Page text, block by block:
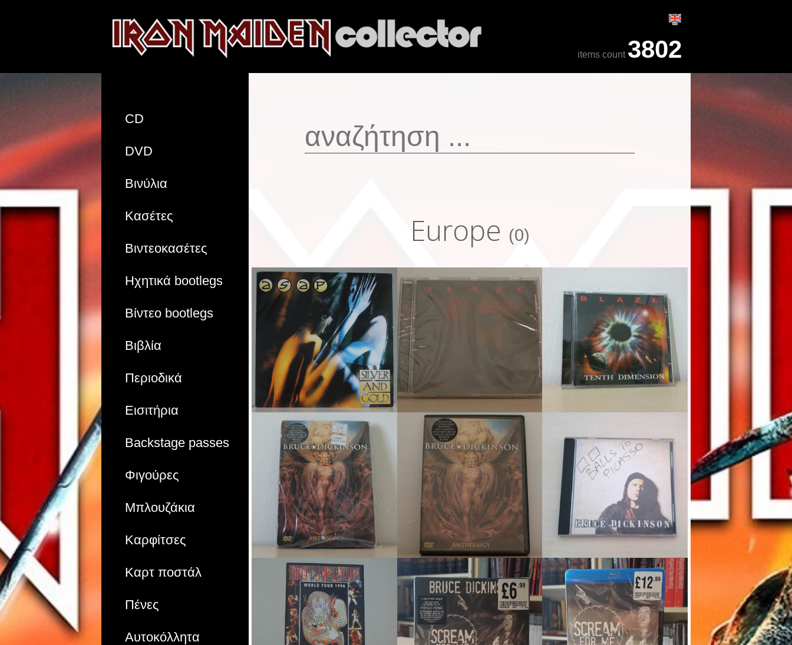
items count 3802
CD
DVD
Βινύλια
Κασέτες
Βιντεοκασέτες
Ηχητικά bootlegs
Βίντεο bootlegs
Βιβλία
Περιοδικά
Εισιτήρια
Backstage passes
Φιγούρες
Μπλουζάκια
Καρφίτσες
Καρτ ποστάλ
Πένες
Αυτοκόλλητα
Europe (0)